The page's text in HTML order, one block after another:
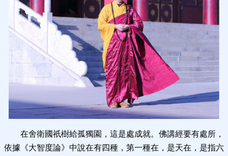
在舍衛國祇樹給孤獨園，這是處成就。佛講經要有處所，
依據《大智度論》中說在有四種，第一種在，是天在，是指六